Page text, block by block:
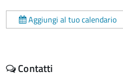
Aggiungi al tuo calendario
Contatti